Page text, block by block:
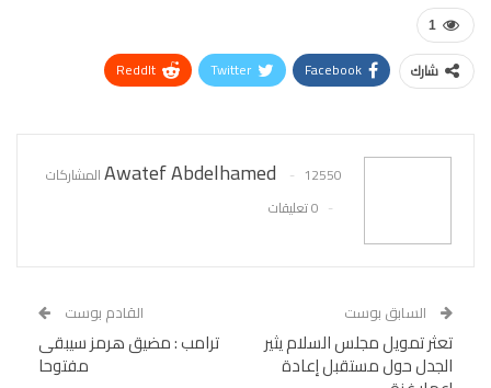
1
شارك Facebook
Twitter
ReddIt
Awatef Abdelhamed
12550 المشاركات
0 تعليقات
السابق بوست
تعثر تمويل مجلس السلام يثير
الجدل حول مستقبل إعادة
القادم بوست
ترامب : مضيق هرمز سيبقى
مفتوحا